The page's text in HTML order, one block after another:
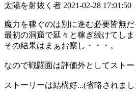
太陽を射抜く者 2021-02-28 17:01:50
魔力を稼ぐのは別に進む必要皆無だ
最初の洞窟で延々と稼ぎ続けてしま
その結果はまぁお察し・・・。
なので戦闘面は評価外としてストー
ストーリーは結構好...(省略されま